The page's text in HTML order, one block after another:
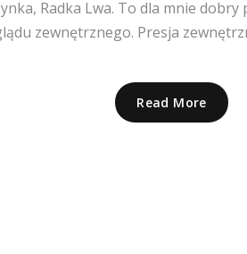
Radka Lwa. To dla mnie
zewnętrznego. Presja
Read More